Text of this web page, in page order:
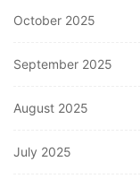
October 2025
September 2025
August 2025
July 2025